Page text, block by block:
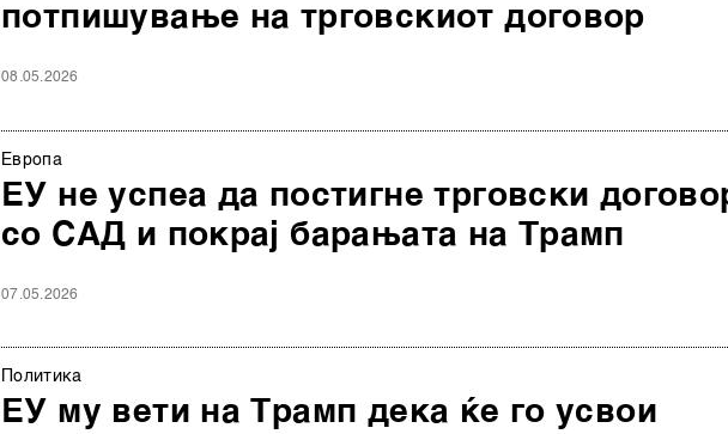
потпишување на трговскиот договор
08.05.2026
Европа
ЕУ не успеа да постигне трговски
со САД и покрај барањата на Трамп
07.05.2026
Политика
ЕУ му вети на Трамп дека ќе го усвои